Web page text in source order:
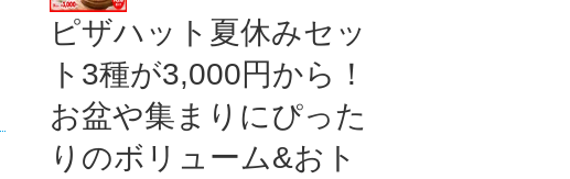
ピザハット夏休みセッ
ト3種が3,000円から！
お盆や集まりにぴった
りのボリューム&おト